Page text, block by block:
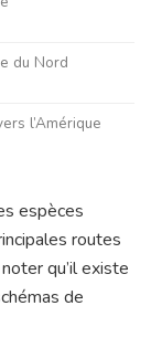
du Nord
l’Amérique
espèces
routes
qu’il existe
de